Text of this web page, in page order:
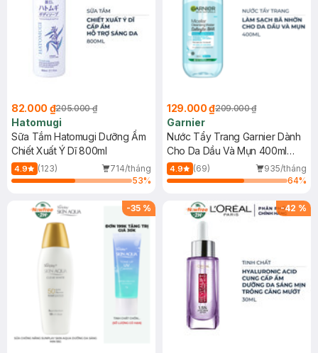
82.000 ₫205.000 ₫
Hatomugi
Sữa Tắm Hatomugi Dưỡng Ẩm
Chiết Xuất Ý Dĩ 800ml
4.9 (123)
714/tháng
53%
129.000 ₫209.000 ₫
Garnier
Nước Tẩy Trang Garnier Dành
Cho Da Dầu Và Mụn 400ml
(Mới)
4.9 (69)
935/tháng
64%
-35 % -42 %